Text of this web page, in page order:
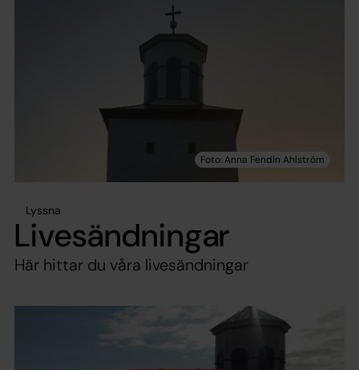
Lyssna
Livesändningar
Här hittar du våra livesändningar